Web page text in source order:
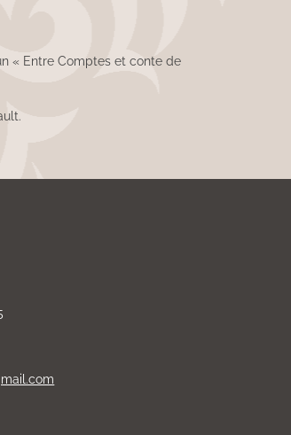
« Entre Comptes et conte de